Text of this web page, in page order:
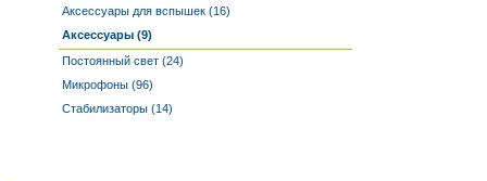
Аксессуары для вспышек (16)
Аксессуары (9)
Постоянный свет (24)
Микрофоны (96)
Стабилизаторы (14)